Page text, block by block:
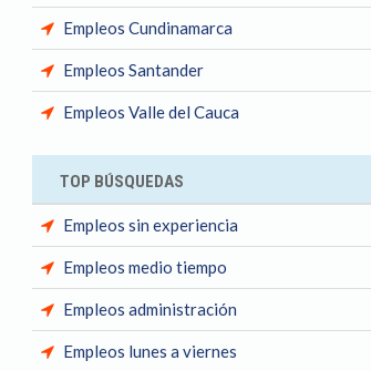
Empleos Cundinamarca
Empleos Santander
Empleos Valle del Cauca
TOP BÚSQUEDAS
Empleos sin experiencia
Empleos medio tiempo
Empleos administración
Empleos lunes a viernes